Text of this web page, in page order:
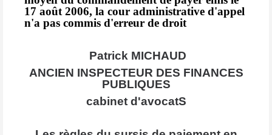
17 août 2006, la cour administrative d'appel
n'a pas commis d'erreur de droit
Patrick MICHAUD
ANCIEN INSPECTEUR DES FINANCES
PUBLIQUES
cabinet d'avocatS